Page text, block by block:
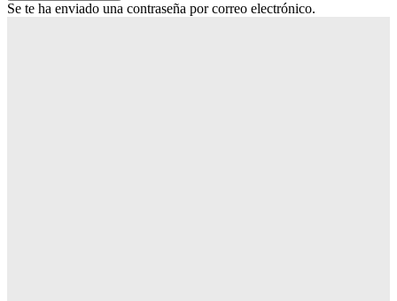
Se te ha enviado una contraseña por correo electrónico.